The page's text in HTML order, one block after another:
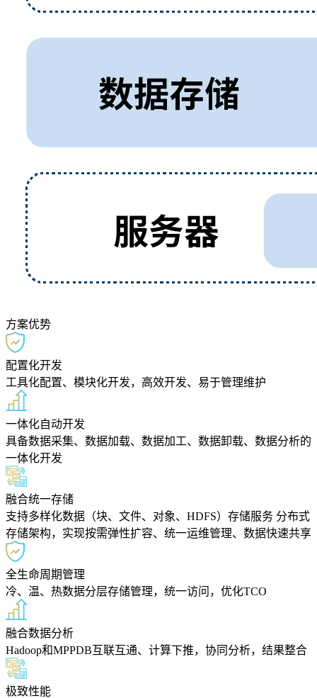
方案优势
配置化开发
工具化配置、模块化开发，高效开发、易于管理维护
一体化自动开发
具备数据采集、数据加载、数据加工、数据卸载、数据分析的
一体化开发
融合统一存储
支持多样化数据（块、文件、对象、HDFS）存储服务 分布式
存储架构，实现按需弹性扩容、统一运维管理、数据快速共享
全生命周期管理
冷、温、热数据分层存储管理，统一访问，优化TCO
融合数据分析
Hadoop和MPPDB互联互通、计算下推，协同分析，结果整合
极致性能